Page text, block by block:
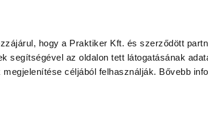
hogy a Praktiker Kft. és szerződött
segítségével az oldalon tett látogatásának
céljából felhasználják. Bővebb